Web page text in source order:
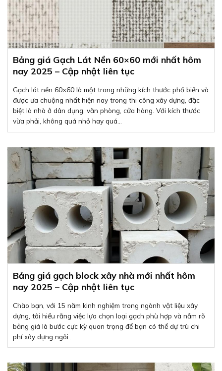
Bảng giá Gạch Lát Nền 60×60 mới nhất hôm
nay 2025 – Cập nhật liên tục
Gạch lát nền 60×60 là một trong những kích thước phổ biến và
được ưa chuộng nhất hiện nay trong thi công xây dựng, đặc
biệt là nhà ở dân dụng, văn phòng, cửa hàng. Với kích thước
vừa phải, không quá nhỏ hay quá...
Bảng giá gạch block xây nhà mới nhất hôm
nay 2025 – Cập nhật liên tục
Chào bạn, với 15 năm kinh nghiệm trong ngành vật liệu xây
dựng, tôi hiểu rằng việc lựa chọn loại gạch phù hợp và nắm rõ
bảng giá là bước cực kỳ quan trọng để bạn có thể dự trù chi
phí xây dựng ngôi...